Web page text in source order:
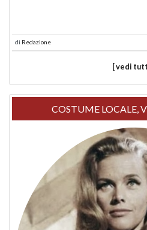
di Redazione
[ vedi
COSTUME LOCALE,